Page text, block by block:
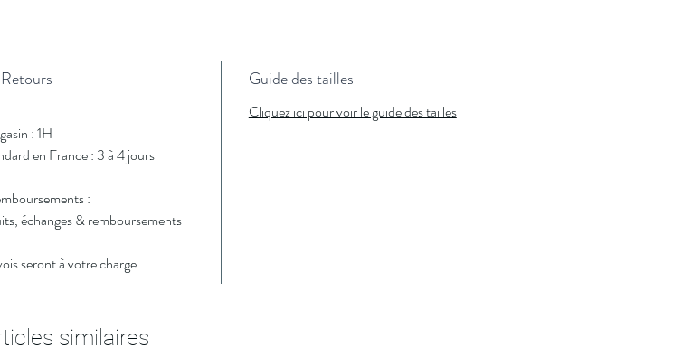
: 1H
en France : 3 à 4 jours
:
échanges & remboursements
seront à votre charge.
Guide des tailles
Cliquez ici pour voir le guide des tailles
similaires